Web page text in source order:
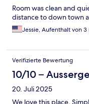
Room was clean and
distance to down town
Jessie, Aufenthalt von 3
Verifizierte Bewertung
10/10 –
20. Juli 2025
We love this place.